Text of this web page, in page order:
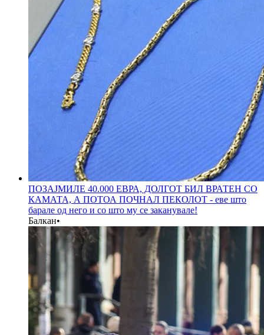
ПОЗАЈМИЛЕ 40.000 ЕВРА, ДОЛГОТ БИЛ ВРАТЕН СО
КАМАТА, А ПОТОА ПОЧНАЛ ПЕКОЛОТ - еве што
барале од него и со што му се заканувале!
Балкан•